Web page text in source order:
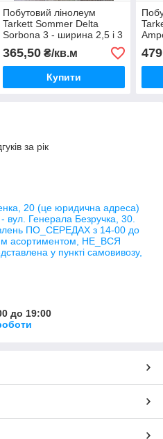
Побутовий лінолеум
Tarkett Sommer Delta
Sorbona 3 - ширина 2,5 і 3
і 3,5 і 4 метри
365,50₴/кв.м
Купити
3,5
479
за рік
20 (це юридична адреса)
Генерала Безручка, 30.
ПО_СЕРЕДАХ з 14-00 до
асортиментом, НЕ_ВСЯ
у пункті самовивозу,
до 19:00